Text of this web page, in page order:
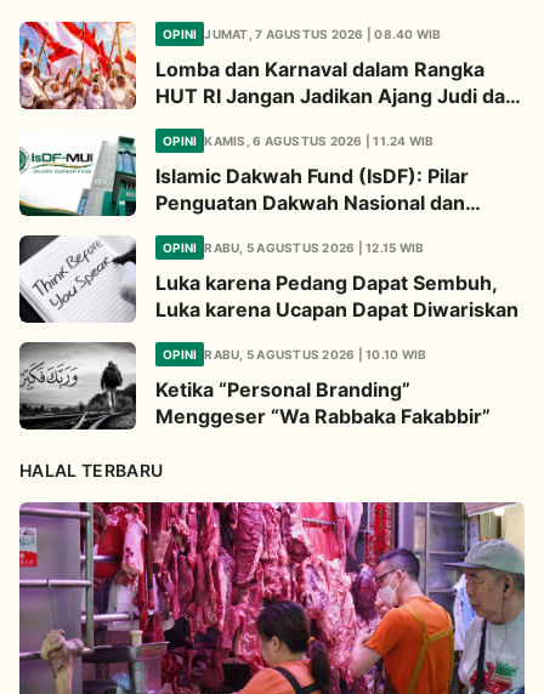
OPINI JUMAT, 7 AGUSTUS 2026 | 08.40 WIB
Lomba dan Karnaval dalam Rangka
HUT RI Jangan Jadikan Ajang Judi dan
Kampanye LGBT
OPINI KAMIS, 6 AGUSTUS 2026 | 11.24 WIB
Islamic Dakwah Fund (IsDF): Pilar
Penguatan Dakwah Nasional dan
Jembatan Kepedulian Umat Global
OPINI RABU, 5 AGUSTUS 2026 | 12.15 WIB
Luka karena Pedang Dapat Sembuh,
Luka karena Ucapan Dapat Diwariskan
OPINI RABU, 5 AGUSTUS 2026 | 10.10 WIB
Ketika “Personal Branding”
Menggeser “Wa Rabbaka Fakabbir”
HALAL TERBARU